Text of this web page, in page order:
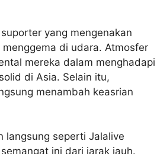
yang mengenakan
di udara. Atmosfer
mereka dalam menghadapi
di Asia. Selain itu,
menambah keasrian
langsung seperti Jalalive
ini dari jarak jauh.